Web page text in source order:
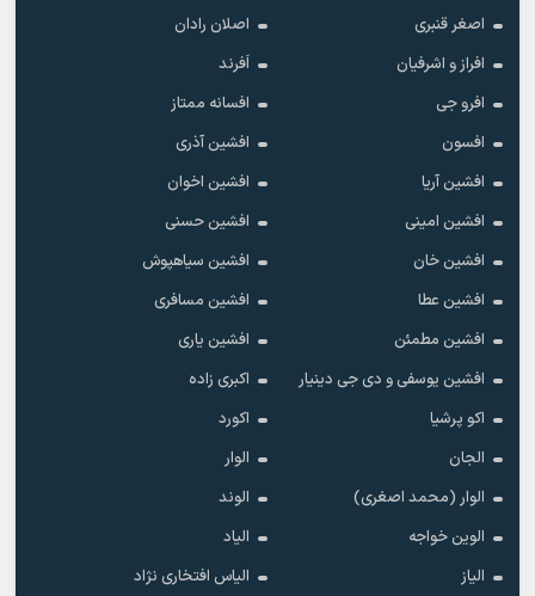
اصغر قنبری
اصلان رادان
افراز و اشرفیان
اَفرند
افرو جی
افسانه ممتاز
افسون
افشین آذری
افشین آریا
افشین اخوان
افشین امینی
افشین حسنی
افشین خان
افشین سیاهپوش
افشین عطا
افشین مسافری
افشین مطمئن
افشین یاری
افشین یوسفی و دی جی دینیار
اکبری زاده
اکو پرشیا
اکورد
الجان
الوار
الوار (محمد اصغری)
الوند
الوین خواجه
الیاد
الیاز
الیاس افتخاری نژاد